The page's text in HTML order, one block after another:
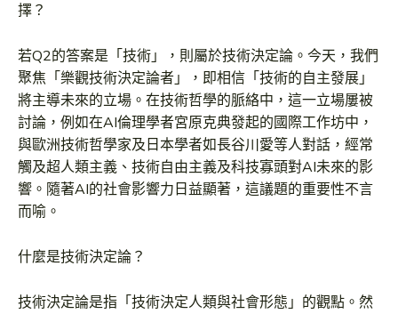
擇？
若Q2的答案是「技術」，則屬於技術決定論。今天，我們
聚焦「樂觀技術決定論者」，即相信「技術的自主發展」
將主導未來的立場。在技術哲學的脈絡中，這一立場屢被
討論，例如在AI倫理學者宮原克典發起的國際工作坊中，
與歐洲技術哲學家及日本學者如長谷川愛等人對話，經常
觸及超人類主義、技術自由主義及科技寡頭對AI未來的影
響。隨著AI的社會影響力日益顯著，這議題的重要性不言
而喻。
什麼是技術決定論？
技術決定論是指「技術決定人類與社會形態」的觀點。然